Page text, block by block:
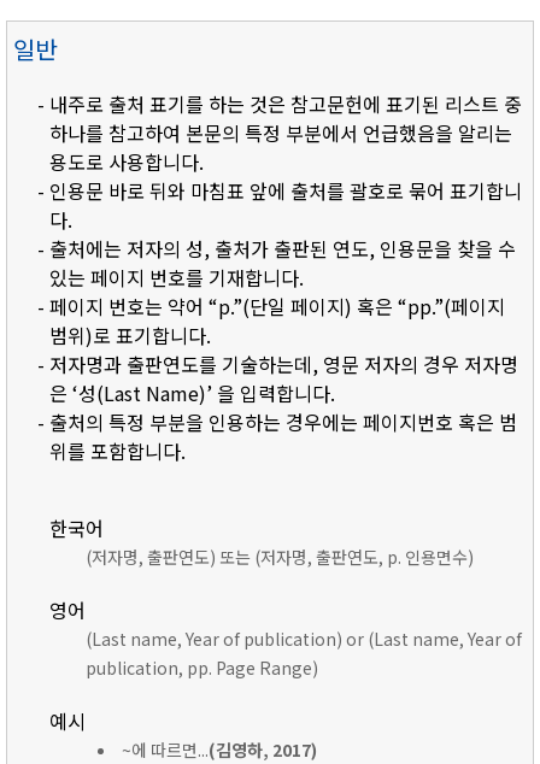
일반
- 내주로 출처 표기를 하는 것은 참고문헌에 표기된 리스트 중
하나를 참고하여 본문의 특정 부분에서 언급했음을 알리는
용도로 사용합니다.
- 인용문 바로 뒤와 마침표 앞에 출처를 괄호로 묶어 표기합니
다.
- 출처에는 저자의 성, 출처가 출판된 연도, 인용문을 찾을 수
있는 페이지 번호를 기재합니다.
- 페이지 번호는 약어 “p.”(단일 페이지) 혹은 “pp.”(페이지
범위)로 표기합니다.
- 저자명과 출판연도를 기술하는데, 영문 저자의 경우 저자명
은 ‘성(Last Name)’ 을 입력합니다.
- 출처의 특정 부분을 인용하는 경우에는 페이지번호 혹은 범
위를 포함합니다.
한국어
(저자명, 출판연도) 또는 (저자명, 출판연도, p. 인용면수)
영어
(Last name, Year of publication) or (Last name, Year of
publication, pp. Page Range)
예시
~에 따르면...(김영하, 2017)